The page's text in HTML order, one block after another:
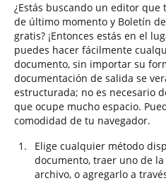
¿Estás buscando un editor
de último momento y Boletín
gratis? ¡Entonces estás en el
puedes hacer fácilmente
documento, sin importar su
documentación de salida se
estructurada; no es necesario
que ocupe mucho espacio.
comodidad de tu navegador.
Elige cualquier método
documento, traer uno de
archivo, o agregarlo a